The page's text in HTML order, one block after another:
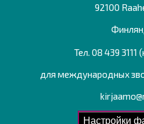
Настройки
92100
Тел. 08 439
для международных
Рег. номер: